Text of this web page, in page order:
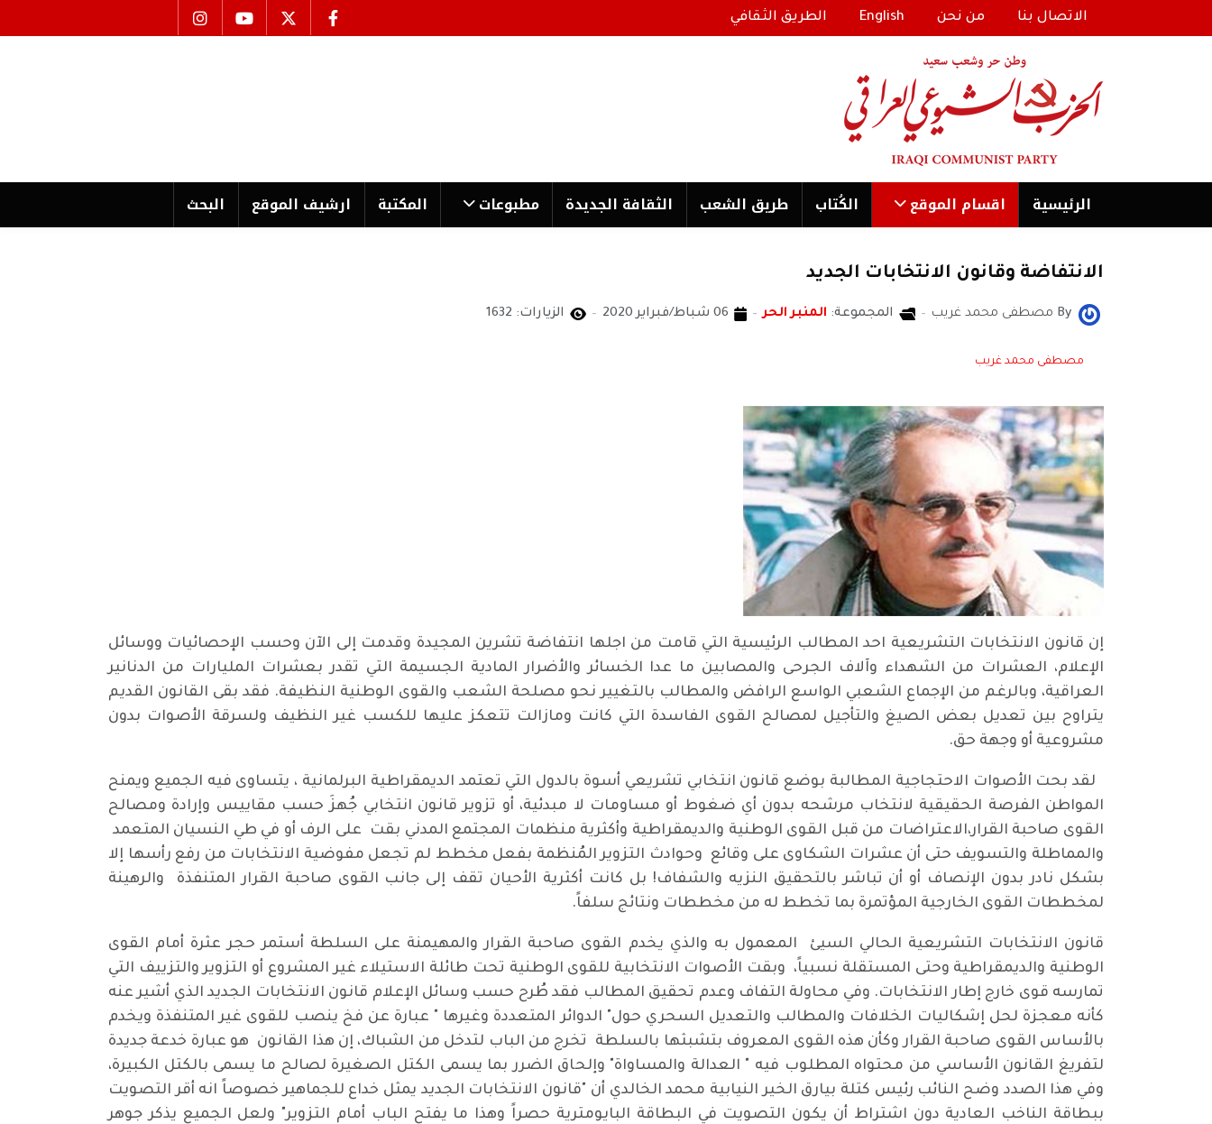
الاتصال بنا من نحن English الطريق الثقافي
الرئیسية اقسام الموقع الكُتاب طریق الشعب الثقافة الجدیدة مطبوعات المكتبة ارشیف الموقع البحث
الانتفاضة وقانون الانتخابات الجديد
By مصطفى محمد غريب المجموعة: المنبر الحر 06 شباط/فبراير 2020 الزيارات: 1632
مصطفى محمد غريب
إن قانون الانتخابات التشريعية احد المطالب الرئيسية التي قامت من اجلها انتفاضة تشرين المجيدة وقدمت إلى الآن وحسب الإحصائيات ووسائل
الإعلام، العشرات من الشهداء وآلاف الجرحى والمصابين ما عدا الخسائر والأضرار المادية الجسيمة التي تقدر بعشرات المليارات من الدنانير
العراقية، وبالرغم من الإجماع الشعبي الواسع الرافض والمطالب بالتغيير نحو مصلحة الشعب والقوى الوطنية النظيفة. فقد بقى القانون القديم
يتراوح بين تعديل بعض الصيغ والتأجيل لمصالح القوى الفاسدة التي كانت ومازالت تتعكز عليها للكسب غير النظيف ولسرقة الأصوات بدون
مشروعية أو وجهة حق.
لقد بحت الأصوات الاحتجاجية المطالبة بوضع قانون انتخابي تشريعي أسوة بالدول التي تعتمد الديمقراطية البرلمانية ، يتساوى فيه الجميع ويمنح
المواطن الفرصة الحقيقية لانتخاب مرشحه بدون أي ضغوط أو مساومات لا مبدئية، أو تزوير قانون انتخابي جُهزَ حسب مقاييس وإرادة ومصالح
القوى صاحبة القرار،الاعتراضات من قبل القوى الوطنية والديمقراطية وأكثرية منظمات المجتمع المدني بقت على الرف أو في طي النسيان المتعمد
والمماطلة والتسويف حتى أن عشرات الشكاوى على وقائع وحوادث التزوير المُنظمة بفعل مخطط لم تجعل مفوضية الانتخابات من رفع رأسها إلا
بشكل نادر بدون الإنصاف أو أن تباشر بالتحقيق النزيه والشفاف! بل كانت أكثرية الأحيان تقف إلى جانب القوى صاحبة القرار المتنفذة والرهينة
لمخططات القوى الخارجية المؤتمرة بما تخطط له من مخططات ونتائج سلفاً.
قانون الانتخابات التشريعية الحالي السيئ المعمول به والذي يخدم القوى صاحبة القرار والمهيمنة على السلطة أستمر حجر عثرة أمام القوى
الوطنية والديمقراطية وحتى المستقلة نسبياً، وبقت الأصوات الانتخابية للقوى الوطنية تحت طائلة الاستيلاء غير المشروع أو التزوير والتزييف التي
تمارسه قوى خارج إطار الانتخابات. وفي محاولة التفاف وعدم تحقيق المطالب فقد طُرح حسب وسائل الإعلام قانون الانتخابات الجديد الذي أشير عنه
كأنه معجزة لحل إشكاليات الخلافات والمطالب والتعديل السحري حول" الدوائر المتعددة وغيرها " عبارة عن فخ ينصب للقوى غير المتنفذة ويخدم
بالأساس القوى صاحبة القرار وكأن هذه القوى المعروف بتشبثها بالسلطة تخرج من الباب لتدخل من الشباك، إن هذا القانون هو عبارة خدعة جديدة
لتفريغ القانون الأساسي من محتواه المطلوب فيه " العدالة والمساواة" وإلحاق الضرر بما يسمى الكتل الصغيرة لصالح ما يسمى بالكتل الكبيرة،
وفي هذا الصدد وضح النائب رئيس كتلة بيارق الخير النيابية محمد الخالدي أن "قانون الانتخابات الجديد يمثل خداع للجماهير خصوصاً انه أقر التصويت
ببطاقة الناخب العادية دون اشتراط أن يكون التصويت في البطاقة البايومترية حصراً وهذا ما يفتح الباب أمام التزوير" ولعل الجميع يذكر جوهر